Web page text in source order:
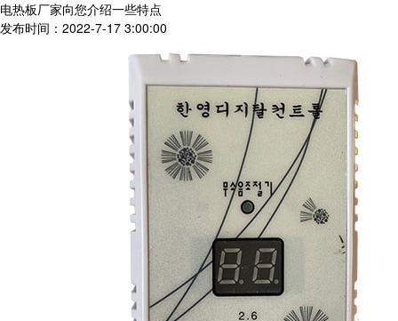
电热板厂家向您介绍一些特点
发布时间：2022-7-17 3:00:00